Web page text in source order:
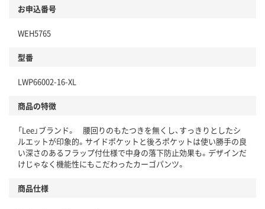
お申込番号
WEH5765
型番
LWP66002-16-XL
商品の特徴
「Lee」ブランド。 腰回りのもたつきを無くし、すっきりとしたシ
ルエットが印象的。サイドポケットと後ろポケットは使い勝手の良
い深さのあるフラップ付仕様で中身の落下防止効果も。デザインだ
けじゃなく機能性にもこだわったカーゴパンツ。
商品仕様